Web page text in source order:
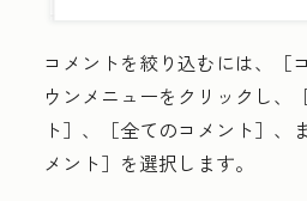
コメントを絞り込むには、［
ウンメニューをクリックし、
ト］ 、［全てのコメント］ 、
メント］ を選択します。